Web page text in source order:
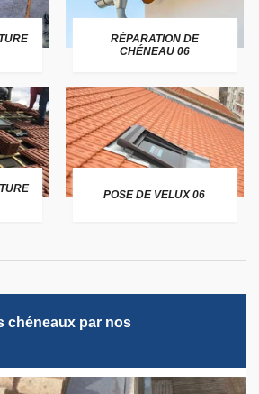
RÉPARATION DE
CHÉNEAU 06
POSE DE VELUX 06
chéneaux par nos